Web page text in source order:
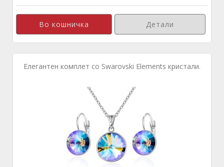
Детали
Елегантен комплет со Swarovski Elements кристали.